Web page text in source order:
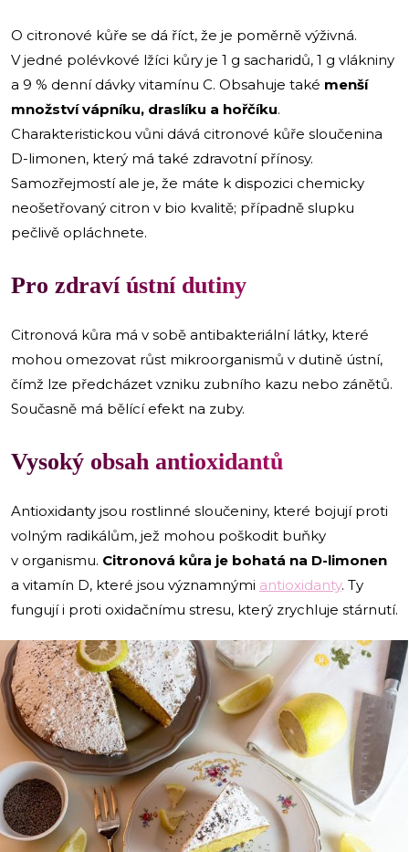
O citronové kůře se dá říct, že je poměrně výživná.
V jedné polévkové lžíci kůry je 1 g sacharidů, 1 g vlákniny
a 9 % denní dávky vitamínu C. Obsahuje také menší
množství vápníku, draslíku a hořčíku.
Charakteristickou vůni dává citronové kůře sloučenina
D-limonen, který má také zdravotní přínosy.
Samozřejmostí ale je, že máte k dispozici chemicky
neošetřovaný citron v bio kvalitě; případně slupku
pečlivě opláchnete.
Pro zdraví ústní dutiny
Citronová kůra má v sobě antibakteriální látky, které
mohou omezovat růst mikroorganismů v dutině ústní,
čímž lze předcházet vzniku zubního kazu nebo zánětů.
Současně má bělící efekt na zuby.
Vysoký obsah antioxidantů
Antioxidanty jsou rostlinné sloučeniny, které bojují proti
volným radikálům, jež mohou poškodit buňky
v organismu. Citronová kůra je bohatá na D-limonen
a vitamín D, které jsou významnými antioxidanty. Ty
fungují i proti oxidačnímu stresu, který zrychluje stárnutí.